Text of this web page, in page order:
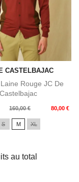
CASTELBAJAC
Rouge JC De
Castelbajac
160,00 € 80,00 €
S M XL
au total